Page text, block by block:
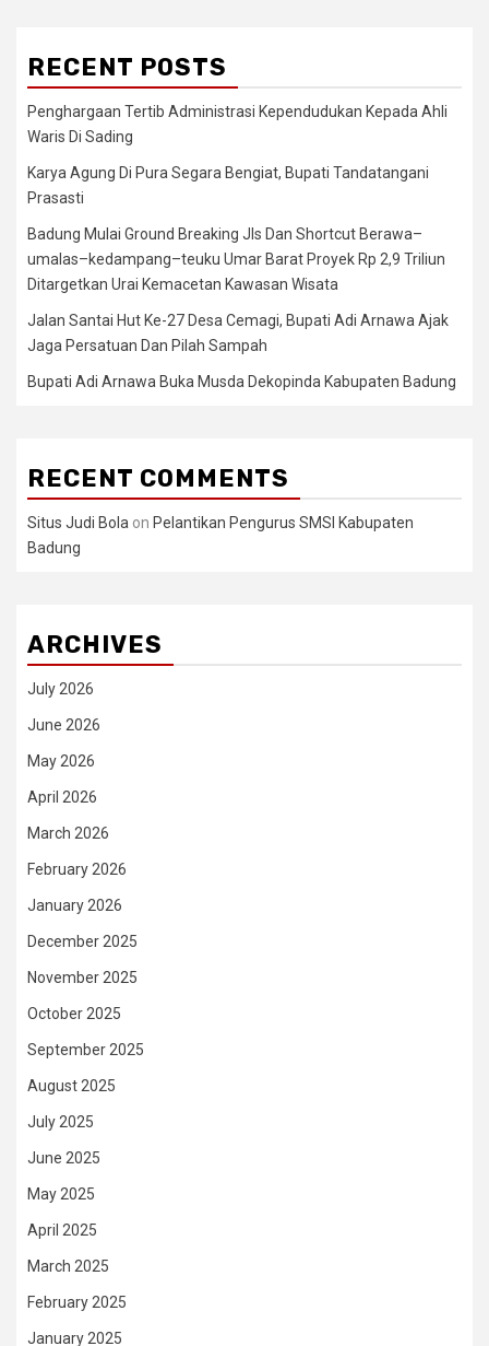
RECENT POSTS
Penghargaan Tertib Administrasi Kependudukan Kepada Ahli
Waris Di Sading
Karya Agung Di Pura Segara Bengiat, Bupati Tandatangani
Prasasti
Badung Mulai Ground Breaking Jls Dan Shortcut Berawa–
umalas–kedampang–teuku Umar Barat Proyek Rp 2,9 Triliun
Ditargetkan Urai Kemacetan Kawasan Wisata
Jalan Santai Hut Ke-27 Desa Cemagi, Bupati Adi Arnawa Ajak
Jaga Persatuan Dan Pilah Sampah
Bupati Adi Arnawa Buka Musda Dekopinda Kabupaten Badung
RECENT COMMENTS
Situs Judi Bola on Pelantikan Pengurus SMSI Kabupaten
Badung
ARCHIVES
July 2026
June 2026
May 2026
April 2026
March 2026
February 2026
January 2026
December 2025
November 2025
October 2025
September 2025
August 2025
July 2025
June 2025
May 2025
April 2025
March 2025
February 2025
January 2025